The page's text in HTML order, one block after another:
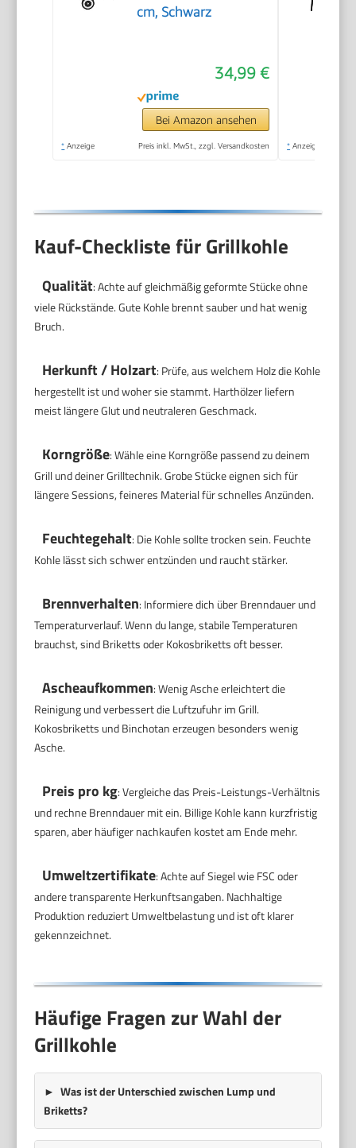
cm, Schwarz
34,99 €
Bei Amazon ansehen
* Anzeige Preis inkl. MwSt., zzgl. Versandkosten * Anzeige
Kauf-Checkliste für Grillkohle
Qualität: Achte auf gleichmäßig geformte Stücke ohne
viele Rückstände. Gute Kohle brennt sauber und hat wenig
Bruch.
Herkunft / Holzart: Prüfe, aus welchem Holz die Kohle
hergestellt ist und woher sie stammt. Harthölzer liefern
meist längere Glut und neutraleren Geschmack.
Korngröße: Wähle eine Korngröße passend zu deinem
Grill und deiner Grilltechnik. Grobe Stücke eignen sich für
längere Sessions, feineres Material für schnelles Anzünden.
Feuchtegehalt: Die Kohle sollte trocken sein. Feuchte
Kohle lässt sich schwer entzünden und raucht stärker.
Brennverhalten: Informiere dich über Brenndauer und
Temperaturverlauf. Wenn du lange, stabile Temperaturen
brauchst, sind Briketts oder Kokosbriketts oft besser.
Ascheaufkommen: Wenig Asche erleichtert die
Reinigung und verbessert die Luftzufuhr im Grill.
Kokosbriketts und Binchotan erzeugen besonders wenig
Asche.
Preis pro kg: Vergleiche das Preis-Leistungs-Verhältnis
und rechne Brenndauer mit ein. Billige Kohle kann kurzfristig
sparen, aber häufiger nachkaufen kostet am Ende mehr.
Umweltzertifikate: Achte auf Siegel wie FSC oder
andere transparente Herkunftsangaben. Nachhaltige
Produktion reduziert Umweltbelastung und ist oft klarer
gekennzeichnet.
Häufige Fragen zur Wahl der
Grillkohle
Was ist der Unterschied zwischen Lump und
Briketts?